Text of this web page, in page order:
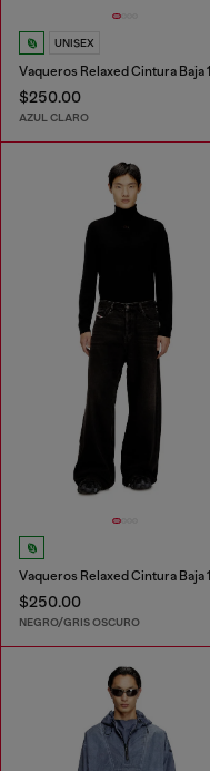
UNISEX
$250.00
AZUL CLARO
$250.00
NEGRO/GRIS OSCURO